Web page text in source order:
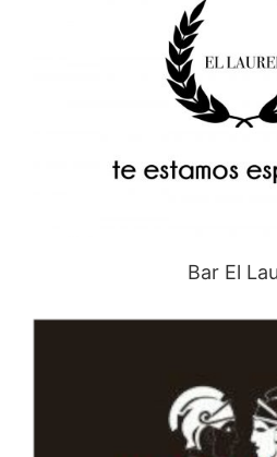
Bar El